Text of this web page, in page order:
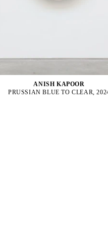
ANISH KAPOOR
PRUSSIAN BLUE TO CLEAR,